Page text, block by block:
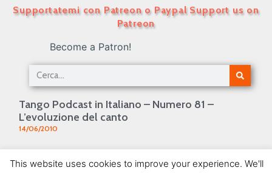
Supportatemi con Patreon o Paypal Support us on
Patreon
Become a Patron!
Tango Podcast in Italiano – Numero 81 –
L’evoluzione del canto
14/06/2010
Tango Podcast in Italiano – Numero 68 –
This website uses cookies to improve your experience. We'll